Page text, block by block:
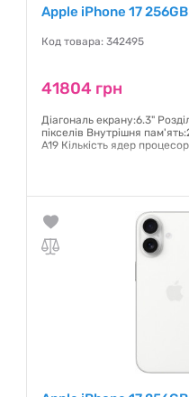
Apple iPhone 17
Код товара: 342495
41804 грн
Діагональ екрану:6.3"
пікселів Внутрішня
A19 Кількість ядер